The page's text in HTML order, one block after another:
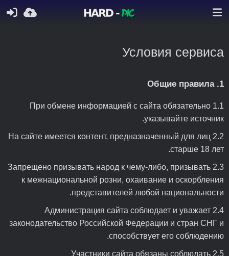
Условия сервиса
1.1 При обмене информацией с сайта обязательно
указывайте источник.
2.2 На сайте имеется контент, предназначенный для лиц
старше 18 лет.
2.3 Запрещено призывать народ к чему-либо, призывать
к межнациональной розни, охаивание и оскорбления
представителей любой национальности.
2.4 Администрация сайта соблюдает и уважает
законодательство Российской Федерации и стран СНГ и
способствует его соблюдению.
2.5 Участники сайта обязаны соблюдать